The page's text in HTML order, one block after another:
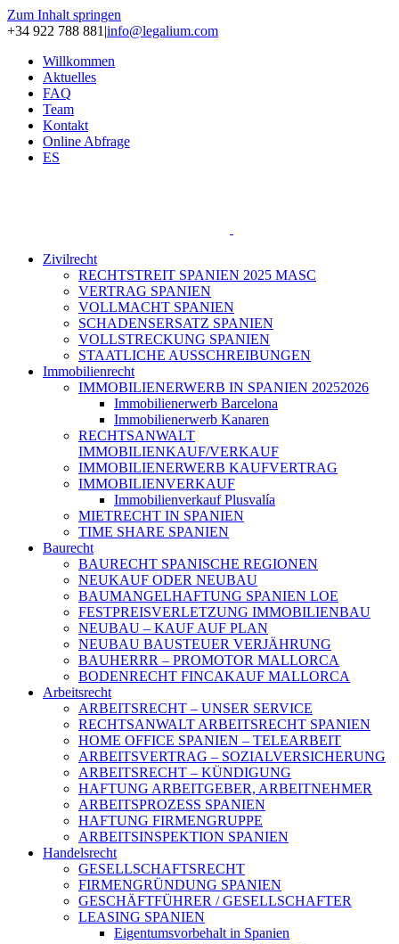
Zum Inhalt springen
+34 922 788 881 |info@legalium.com
Willkommen
Aktuelles
FAQ
Team
Kontakt
Online Abfrage
ES
Zivilrecht
RECHTSTREIT SPANIEN 2025 MASC
VERTRAG SPANIEN
VOLLMACHT SPANIEN
SCHADENSERSATZ SPANIEN
VOLLSTRECKUNG SPANIEN
STAATLICHE AUSSCHREIBUNGEN
Immobilienrecht
IMMOBILIENERWERB IN SPANIEN 20252026
Immobilienerwerb Barcelona
Immobilienerwerb Kanaren
RECHTSANWALT
IMMOBILIENKAUF/VERKAUF
IMMOBILIENERWERB KAUFVERTRAG
IMMOBILIENVERKAUF
Immobilienverkauf Plusvalía
MIETRECHT IN SPANIEN
TIME SHARE SPANIEN
Baurecht
BAURECHT SPANISCHE REGIONEN
NEUKAUF ODER NEUBAU
BAUMANGELHAFTUNG SPANIEN LOE
FESTPREISVERLETZUNG IMMOBILIENBAU
NEUBAU – KAUF AUF PLAN
NEUBAU BAUSTEUER VERJÄHRUNG
BAUHERRR – PROMOTOR MALLORCA
BODENRECHT FINCAKAUF MALLORCA
Arbeitsrecht
ARBEITSRECHT – UNSER SERVICE
RECHTSANWALT ARBEITSRECHT SPANIEN
HOME OFFICE SPANIEN – TELEARBEIT
ARBEITSVERTRAG – SOZIALVERSICHERUNG
ARBEITSRECHT – KÜNDIGUNG
HAFTUNG ARBEITGEBER, ARBEITNEHMER
ARBEITSPROZESS SPANIEN
HAFTUNG FIRMENGRUPPE
ARBEITSINSPEKTION SPANIEN
Handelsrecht
GESELLSCHAFTSRECHT
FIRMENGRÜNDUNG SPANIEN
GESCHÄFTFÜHRER / GESELLSCHAFTER
LEASING SPANIEN
Eigentumsvorbehalt in Spanien